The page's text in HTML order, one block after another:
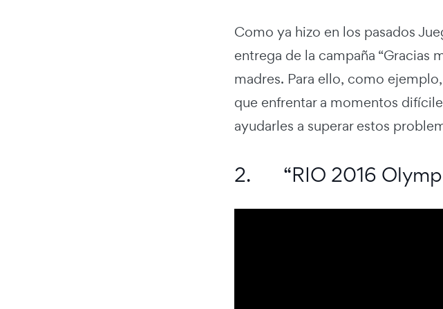
Como ya hizo en los pasados
entrega de la campaña “Gracias
madres. Para ello, como
que enfrentar a momentos
ayudarles a superar estos
2. “RIO 2016